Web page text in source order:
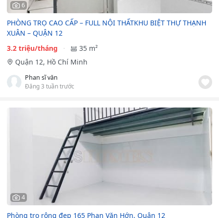
6
PHÒNG TRỌ CAO CẤP – FULL NỘI THẤTKHU BIỆT THỰ THẠNH
XUÂN – QUẬN 12
3.2 triệu/tháng
35 m²
Quận 12, Hồ Chí Minh
Phan sĩ văn
Đăng 3 tuần trước
4
Phòng trọ rộng đẹp 165 Phan Văn Hớn, Quận 12